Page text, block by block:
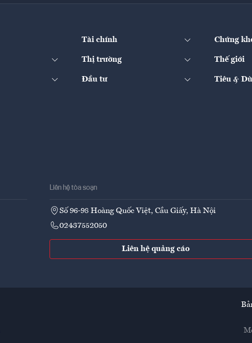
Tài chính Chứng
Thị trường Thế giới
Đầu tư Tiêu &
Liên hệ tòa soạn
Số 96-98 Hoàng Quốc Việt, Cầu Giấy, Hà Nội
02437552050
Liên hệ quảng cáo